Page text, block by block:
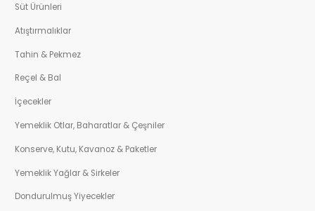
Süt Ürünleri
Atıştırmalıklar
Tahin & Pekmez
Reçel & Bal
İçecekler
Yemeklik Otlar, Baharatlar & Çeşniler
Konserve, Kutu, Kavanoz & Paketler
Yemeklik Yağlar & Sirkeler
Dondurulmuş Yiyecekler